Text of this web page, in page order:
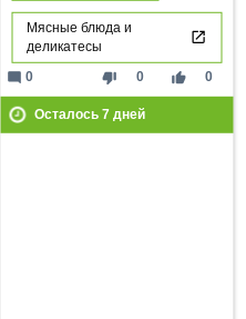
Мясные блюда и
деликатесы
thumb_down 0 thumb_up 0
mode_comment 0
Осталось 7дней